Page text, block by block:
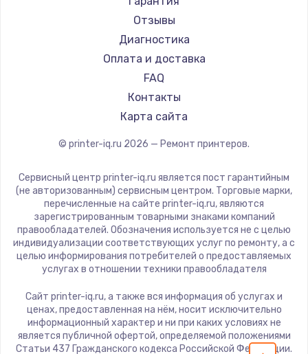
Fujitsu
Godex
Отзывы
Диагностика
Оплата и доставка
FAQ
Контакты
Карта сайта
© printer-iq.ru 2026 — Ремонт принтеров.
Сервисный центр printer-iq.ru является пост гарантийным
(не авторизованным) сервисным центром. Торговые марки,
перечисленные на сайте printer-iq.ru, являются
зарегистрированным товарными знаками компаний
правообладателей. Обозначения используется не с целью
индивидуализации соответствующих услуг по ремонту, а с
целью информирования потребителей о предоставляемых
услугах в отношении техники правообладателя
Сайт printer-iq.ru, а также вся информация об услугах и
ценах, предоставленная на нём, носит исключительно
информационный характер и ни при каких условиях не
является публичной офертой, определяемой положениями
Статьи 437 Гражданского кодекса Российской Федерации.